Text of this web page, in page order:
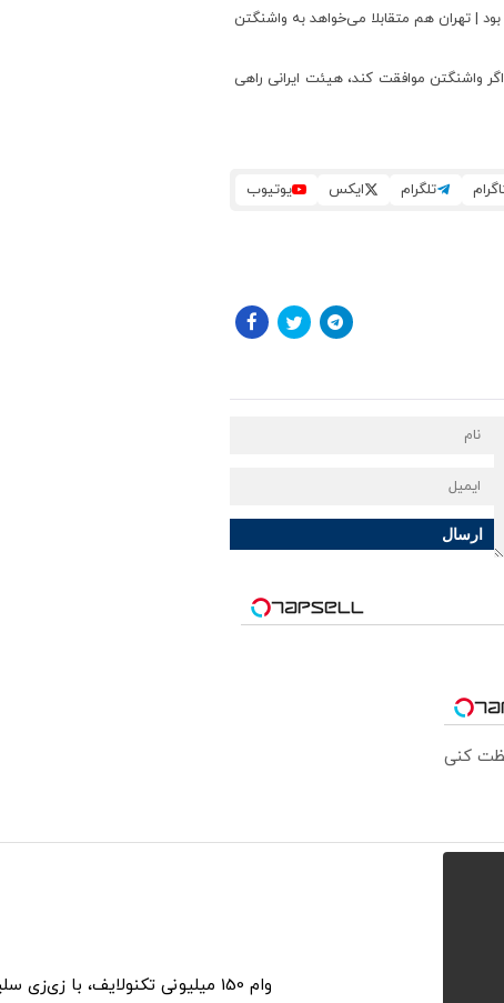
بود | تهران هم متقابلا می‌خواهد به واشنگتن
ترامپ را راضی نکرد | اگر واشنگتن موافقت کند، هیئت ایرانی راهی
تلگرام ایکس یوتیوب
ارسال
کنی
وام 150 میلیونی تکنولایف، با زی‌زی سلیمی!